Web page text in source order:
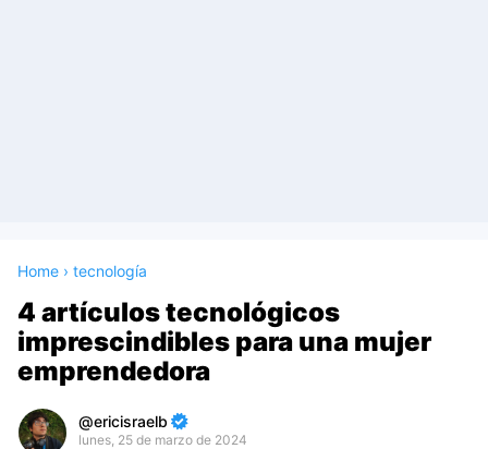
Home › tecnología
4 artículos tecnológicos
imprescindibles para una mujer
emprendedora
ericisraelb
lunes, 25 de marzo de 2024